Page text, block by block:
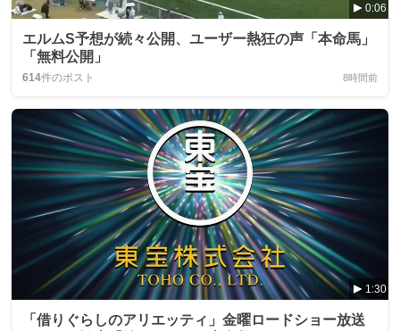
0:06
エルムS予想が続々公開、ユーザー熱狂の声「本命馬」
「無料公開」
614件のポスト 8時間前
1:30
「借りぐらしのアリエッティ」金曜ロードショー放送